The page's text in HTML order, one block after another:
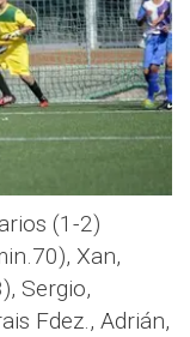
(1-2)
Xan,
Sergio,
Fdez., Adrián,